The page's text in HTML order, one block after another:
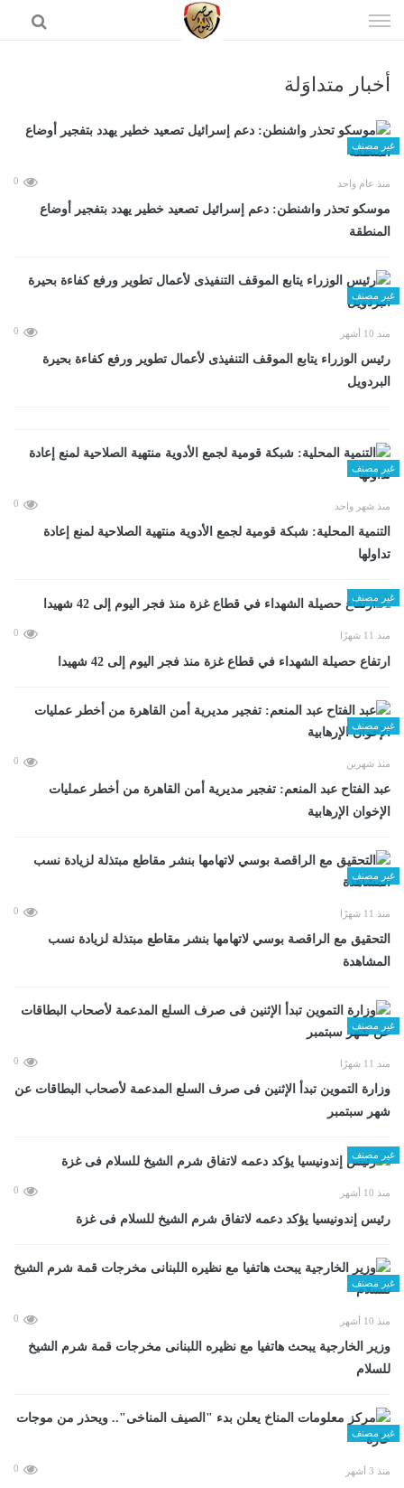
الى
أخبار متداوَلة
غير مصنف
منذ عام واحد 0
موسكو تحذر واشنطن: دعم إسرائيل تصعيد خطير يهدد بتفجير أوضاع
المنطقة
غير مصنف
منذ 10 أشهر 0
رئيس الوزراء يتابع الموقف التنفيذى لأعمال تطوير ورفع كفاءة بحيرة
البردويل
غير مصنف
منذ شهر واحد 0
التنمية المحلية: شبكة قومية لجمع الأدوية منتهية الصلاحية لمنع إعادة
تداولها
غير مصنف
منذ 11 شهرًا 0
ارتفاع حصيلة الشهداء في قطاع غزة منذ فجر اليوم إلى 42 شهيدا
غير مصنف
منذ شهرين 0
عبد الفتاح عبد المنعم: تفجير مديرية أمن القاهرة من أخطر عمليات
الإخوان الإرهابية
غير مصنف
منذ 11 شهرًا 0
التحقيق مع الراقصة بوسي لاتهامها بنشر مقاطع مبتذلة لزيادة نسب
المشاهدة
غير مصنف
منذ 11 شهرًا 0
وزارة التموين تبدأ الإثنين فى صرف السلع المدعمة لأصحاب البطاقات عن
شهر سبتمبر
غير مصنف
منذ 10 أشهر 0
رئيس إندونيسيا يؤكد دعمه لاتفاق شرم الشيخ للسلام فى غزة
غير مصنف
منذ 10 أشهر 0
وزير الخارجية يبحث هاتفيا مع نظيره اللبنانى مخرجات قمة شرم الشيخ
للسلام
غير مصنف
منذ 3 أشهر 0